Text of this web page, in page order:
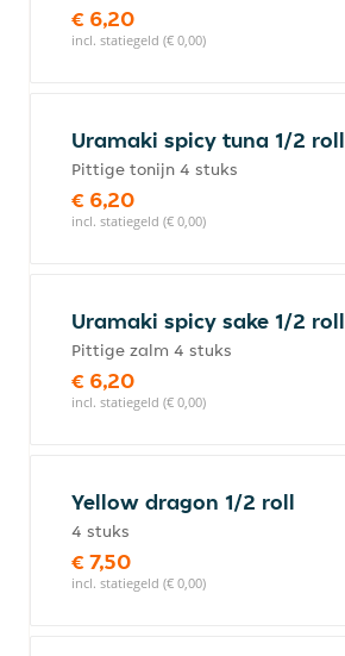
€ 6,20
incl. statiegeld (€ 0,00)
Uramaki spicy tuna 1/2 roll
Pittige tonijn 4 stuks
€ 6,20
incl. statiegeld (€ 0,00)
Uramaki spicy sake 1/2 roll
Pittige zalm 4 stuks
€ 6,20
incl. statiegeld (€ 0,00)
Yellow dragon 1/2 roll
4 stuks
€ 7,50
incl. statiegeld (€ 0,00)